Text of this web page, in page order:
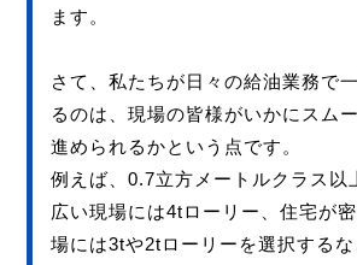
ます。
さて、私たちが日々の給油業務で
るのは、現場の皆様がいかにスム
進められるかという点です。
例えば、0.7立方メートルクラス以
広い現場には4tローリー、住宅が
場には3tや2tローリーを選択するな